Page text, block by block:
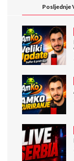
Posljednje